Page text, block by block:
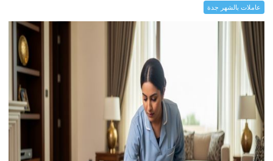
عاملات بالشهر جدة